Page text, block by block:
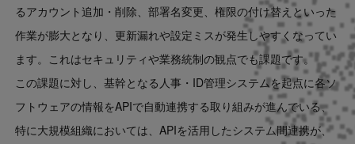
るアカウント追加・削除、部署名変更、権限の付け替えといった
作業が膨大となり、更新漏れや設定ミスが発生しやすくなってい
ます。これはセキュリティや業務統制の観点でも課題です。
この課題に対し、基幹となる人事・ID管理システムを起点に各ソ
フトウェアの情報をAPIで自動連携する取り組みが進んでいる、
特に大規模組織においては、APIを活用したシステム間連携が、